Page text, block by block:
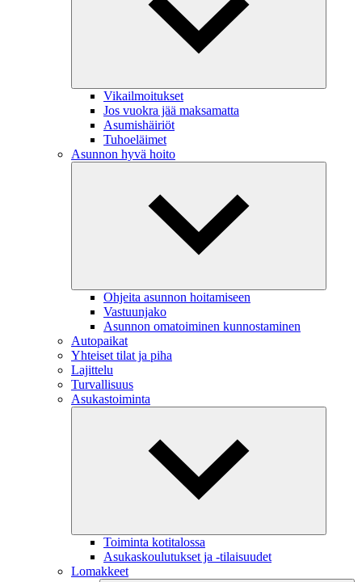
Vikailmoitukset
Jos vuokra jää maksamatta
Asumishäiriöt
Tuhoeläimet
Asunnon hyvä hoito
Ohjeita asunnon hoitamiseen
Vastuunjako
Asunnon omatoiminen kunnostaminen
Autopaikat
Yhteiset tilat ja piha
Lajittelu
Turvallisuus
Asukastoiminta
Toiminta kotitalossa
Asukaskoulutukset ja -tilaisuudet
Lomakkeet